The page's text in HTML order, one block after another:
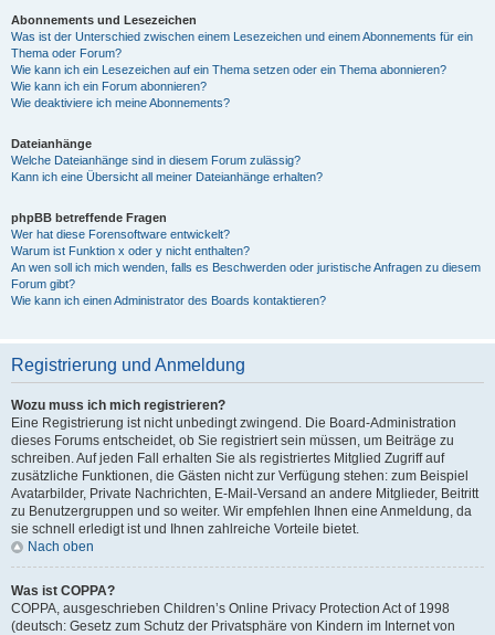
Abonnements und Lesezeichen
Was ist der Unterschied zwischen einem Lesezeichen und einem Abonnements für ein
Thema oder Forum?
Wie kann ich ein Lesezeichen auf ein Thema setzen oder ein Thema abonnieren?
Wie kann ich ein Forum abonnieren?
Wie deaktiviere ich meine Abonnements?
Dateianhänge
Welche Dateianhänge sind in diesem Forum zulässig?
Kann ich eine Übersicht all meiner Dateianhänge erhalten?
phpBB betreffende Fragen
Wer hat diese Forensoftware entwickelt?
Warum ist Funktion x oder y nicht enthalten?
An wen soll ich mich wenden, falls es Beschwerden oder juristische Anfragen zu diesem
Forum gibt?
Wie kann ich einen Administrator des Boards kontaktieren?
Registrierung und Anmeldung
Wozu muss ich mich registrieren?
Eine Registrierung ist nicht unbedingt zwingend. Die Board-Administration
dieses Forums entscheidet, ob Sie registriert sein müssen, um Beiträge zu
schreiben. Auf jeden Fall erhalten Sie als registriertes Mitglied Zugriff auf
zusätzliche Funktionen, die Gästen nicht zur Verfügung stehen: zum Beispiel
Avatarbilder, Private Nachrichten, E-Mail-Versand an andere Mitglieder, Beitritt
zu Benutzergruppen und so weiter. Wir empfehlen Ihnen eine Anmeldung, da
sie schnell erledigt ist und Ihnen zahlreiche Vorteile bietet.
Nach oben
Was ist COPPA?
COPPA, ausgeschrieben Children’s Online Privacy Protection Act of 1998
(deutsch: Gesetz zum Schutz der Privatsphäre von Kindern im Internet von